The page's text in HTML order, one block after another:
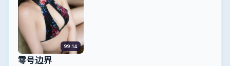
99:14
零号边界